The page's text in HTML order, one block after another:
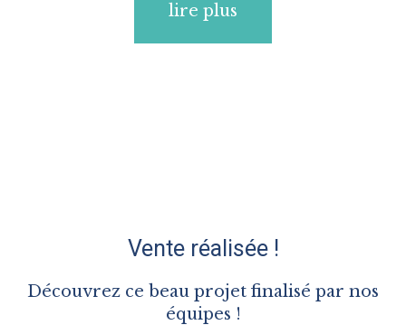
lire plus
Vente réalisée !
Découvrez ce beau projet finalisé par nos
équipes !